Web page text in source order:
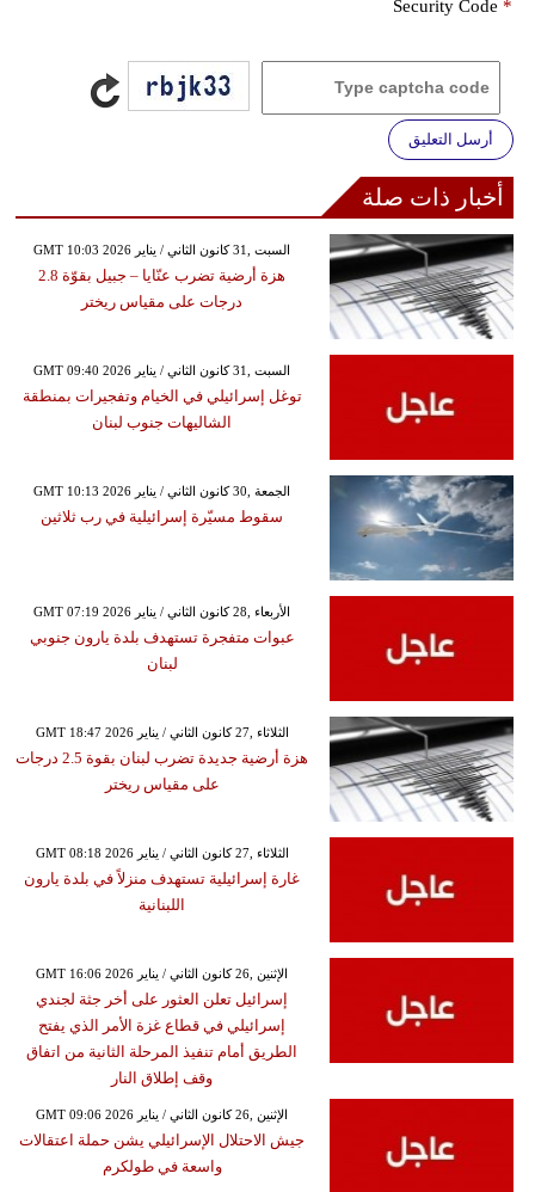
Security Code *
أرسل التعليق
أخبار ذات صلة
GMT 10:03 2026 السبت ,31 كانون الثاني / يناير
هزة أرضية تضرب عنّايا – جبيل بقوّة 2.8
درجات على مقياس ريختر
GMT 09:40 2026 السبت ,31 كانون الثاني / يناير
توغل إسرائيلي في الخيام وتفجيرات بمنطقة
الشاليهات جنوب لبنان
GMT 10:13 2026 الجمعة ,30 كانون الثاني / يناير
سقوط مسيّرة إسرائيلية في رب ثلاثين
GMT 07:19 2026 الأربعاء ,28 كانون الثاني / يناير
عبوات متفجرة تستهدف بلدة يارون جنوبي
لبنان
GMT 18:47 2026 الثلاثاء ,27 كانون الثاني / يناير
هزة أرضية جديدة تضرب لبنان بقوة 2.5 درجات
على مقياس ريختر
GMT 08:18 2026 الثلاثاء ,27 كانون الثاني / يناير
غارة إسرائيلية تستهدف منزلاً في بلدة يارون
اللبنانية
GMT 16:06 2026 الإثنين ,26 كانون الثاني / يناير
إسرائيل تعلن العثور على أخر جثة لجندي
إسرائيلي في قطاع غزة الأمر الذي يفتح
الطريق أمام تنفيذ المرحلة الثانية من اتفاق
وقف إطلاق النار
GMT 09:06 2026 الإثنين ,26 كانون الثاني / يناير
جيش الاحتلال الإسرائيلي يشن حملة اعتقالات
واسعة في طولكرم